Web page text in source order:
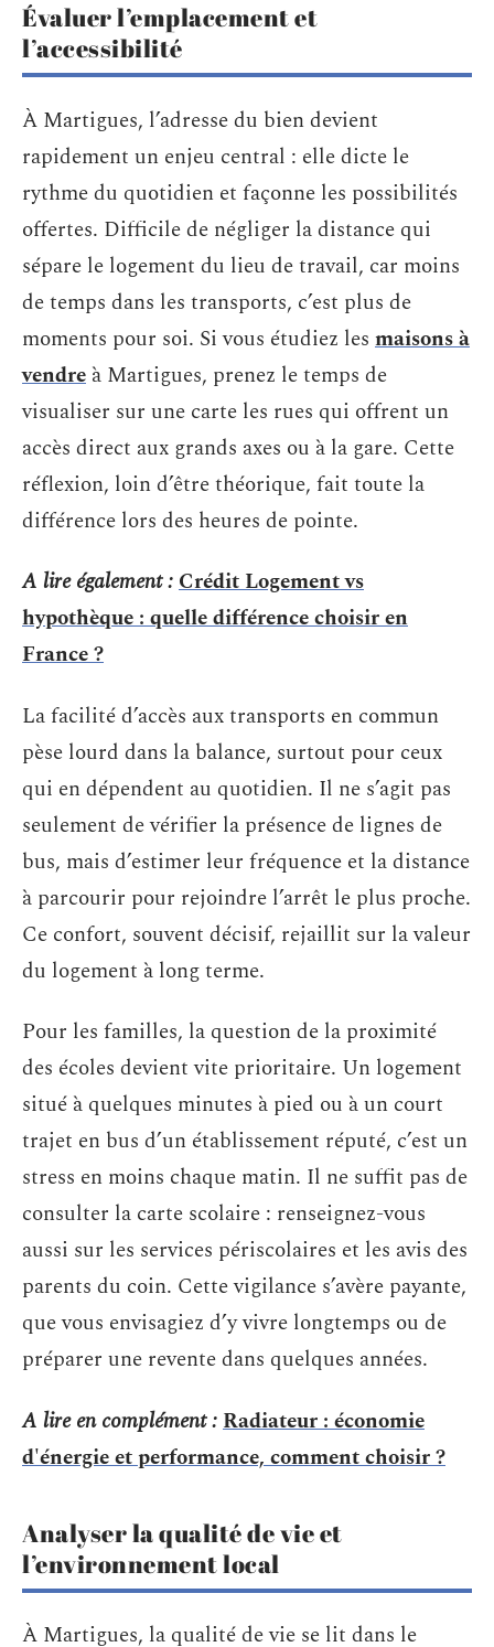
Évaluer l’emplacement et
l’accessibilité
À Martigues, l’adresse du bien devient
rapidement un enjeu central : elle dicte le
rythme du quotidien et façonne les possibilités
offertes. Difficile de négliger la distance qui
sépare le logement du lieu de travail, car moins
de temps dans les transports, c’est plus de
moments pour soi. Si vous étudiez les maisons à
vendre à Martigues, prenez le temps de
visualiser sur une carte les rues qui offrent un
accès direct aux grands axes ou à la gare. Cette
réflexion, loin d’être théorique, fait toute la
différence lors des heures de pointe.
A lire également :Crédit Logement vs
hypothèque : quelle différence choisir en
France ?
La facilité d’accès aux transports en commun
pèse lourd dans la balance, surtout pour ceux
qui en dépendent au quotidien. Il ne s’agit pas
seulement de vérifier la présence de lignes de
bus, mais d’estimer leur fréquence et la distance
à parcourir pour rejoindre l’arrêt le plus proche.
Ce confort, souvent décisif, rejaillit sur la valeur
du logement à long terme.
Pour les familles, la question de la proximité
des écoles devient vite prioritaire. Un logement
situé à quelques minutes à pied ou à un court
trajet en bus d’un établissement réputé, c’est un
stress en moins chaque matin. Il ne suffit pas de
consulter la carte scolaire : renseignez-vous
aussi sur les services périscolaires et les avis des
parents du coin. Cette vigilance s’avère payante,
que vous envisagiez d’y vivre longtemps ou de
préparer une revente dans quelques années.
A lire en complément :Radiateur : économie
d'énergie et performance, comment choisir ?
Analyser la qualité de vie et
l’environnement local
À Martigues, la qualité de vie se lit dans le